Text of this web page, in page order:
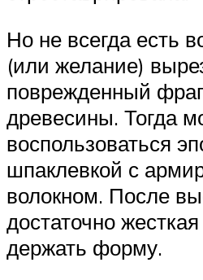
Но не всегда есть
(или желание)
поврежденный
древесины. Тогда
воспользоваться
шпаклевкой с
волокном. После
достаточно
держать форму.